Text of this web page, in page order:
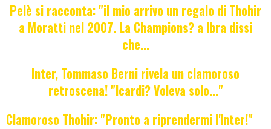
Pelè si racconta: "il mio arrivo un regalo di Thohir
a Moratti nel 2007. La Champions? a Ibra dissi
che...
Inter, Tommaso Berni rivela un clamoroso
retroscena! "Icardi? Voleva solo..."
Clamoroso Thohir: "Pronto a riprendermi l'Inter!"